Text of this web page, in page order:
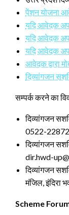
पेंशन योजना
यदि आवेदक
यदि आवेदक
यदि आवेदक
आवेदक द्वारा
दिव्यांगजन
सम्पर्क करने का
दिव्यांगजन
0522-
दिव्यांगजन
dir.hwd-
दिव्यांगजन
मंजिल, इंदिरा
Scheme